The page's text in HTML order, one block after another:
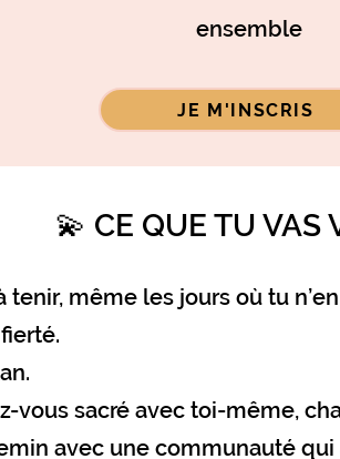
ensemble
JE M'INSCRIS
💫 CE QUE TU VAS
tenir, même les jours où tu
vous sacré avec toi-même,
avec une communauté qui